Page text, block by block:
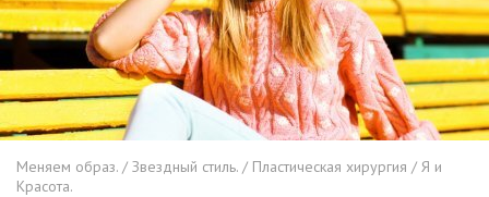
Меняем образ. / Звездный стиль. / Пластическая хирургия / Я и
Красота.